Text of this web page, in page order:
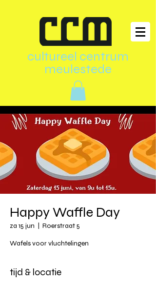
cultureel centrum
meulestede
Happy Waffle Day
za 15 jun Roerstraat 5
Wafels voor vluchtelingen
tijd & locatie